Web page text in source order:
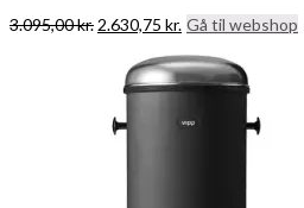
3.095,00kr. Den
3.095,00 kr..
2.630,75 kr. Den
pris
er:
2.630,75 kr..
Gå til webshop